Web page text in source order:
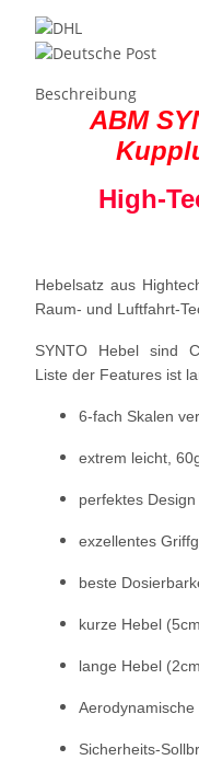
Beschreibung
ABM
High-
Hebelsatz aus
Raum- und Luftfahrt-
SYNTO Hebel sind
Liste der Features ist
6-fach Skalen
extrem leicht,
perfektes
exzellentes
beste
kurze Hebel
lange Hebel
Aerodynamische
Sicherheits-